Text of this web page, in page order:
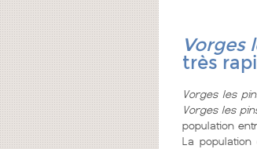
Vorges
très
Vorges les
Vorges les
population
La